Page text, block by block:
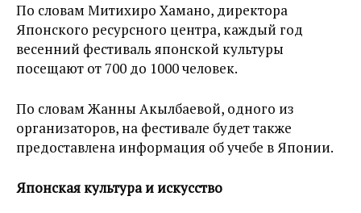
По словам Митихиро Хамано, директора
Японского ресурсного центра, каждый год
весенний фестиваль японской культуры
посещают от 700 до 1000 человек.
По словам Жанны Акылбаевой, одного из
организаторов, на фестивале будет также
предоставлена информация об учебе в Японии.
Японская культура и искусство